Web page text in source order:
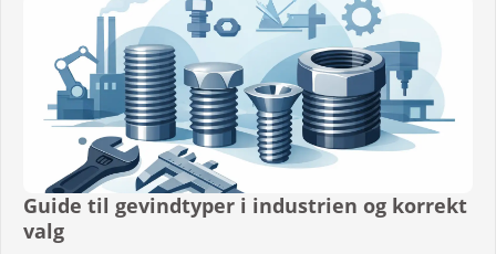
Guide til gevindtyper i industrien og korrekt
valg